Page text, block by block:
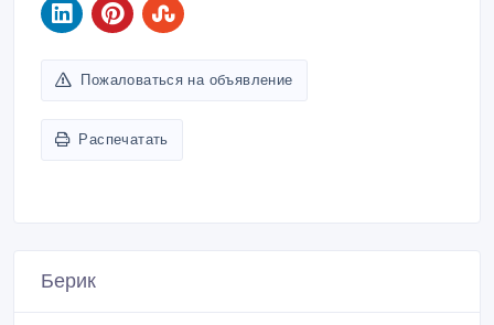
Пожаловаться на объявление
Распечатать
Берик